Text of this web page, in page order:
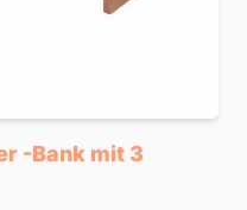
-Bank mit 3